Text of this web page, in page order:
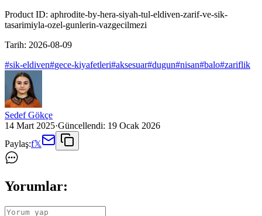
Product ID: aphrodite-by-hera-siyah-tul-eldiven-zarif-ve-sik-
tasarimiyla-ozel-gunlerin-vazgecilmezi
Tarih: 2026-08-09
#sik-eldiven#gece-kiyafetleri#aksesuar#dugun#nisan#balo#zariflik
Sedef Gökçe
14 Mart 2025·Güncellendi: 19 Ocak 2026
Paylaş:f𝕏
Yorumlar: